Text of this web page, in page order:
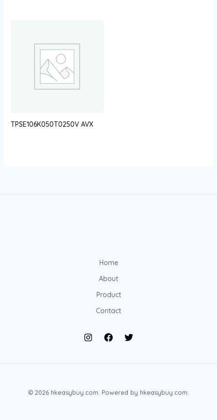
TPSE106K050T0250V AVX
Home
About
Product
Contact
© 2026 hkeasybuy.com. Powered by hkeasybuy.com.